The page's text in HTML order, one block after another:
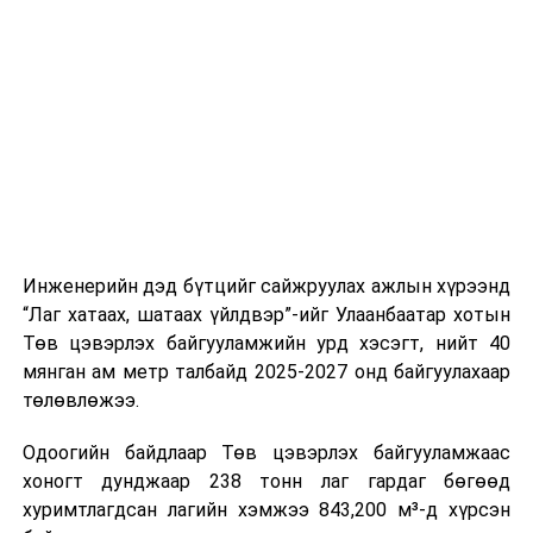
Инженерийн дэд бүтцийг сайжруулах ажлын хүрээнд
“Лаг хатаах, шатаах үйлдвэр”-ийг Улаанбаатар хотын
Төв цэвэрлэх байгууламжийн урд хэсэгт, нийт 40
мянган ам метр талбайд 2025-2027 онд байгуулахаар
төлөвлөжээ.
Одоогийн байдлаар Төв цэвэрлэх байгууламжаас
хоногт дунджаар 238 тонн лаг гардаг бөгөөд
хуримтлагдсан лагийн хэмжээ 843,200 м³-д хүрсэн